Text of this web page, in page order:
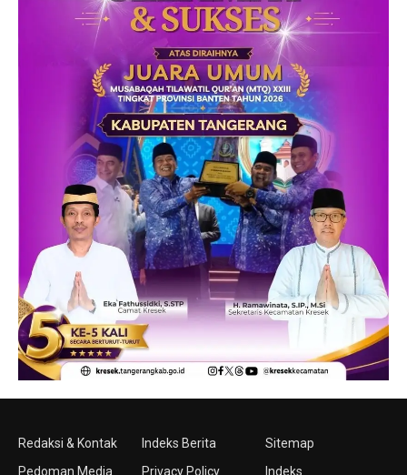
Redaksi & Kontak
Pedoman Media
Indeks Berita
Privacy Policy
Sitemap
Indeks